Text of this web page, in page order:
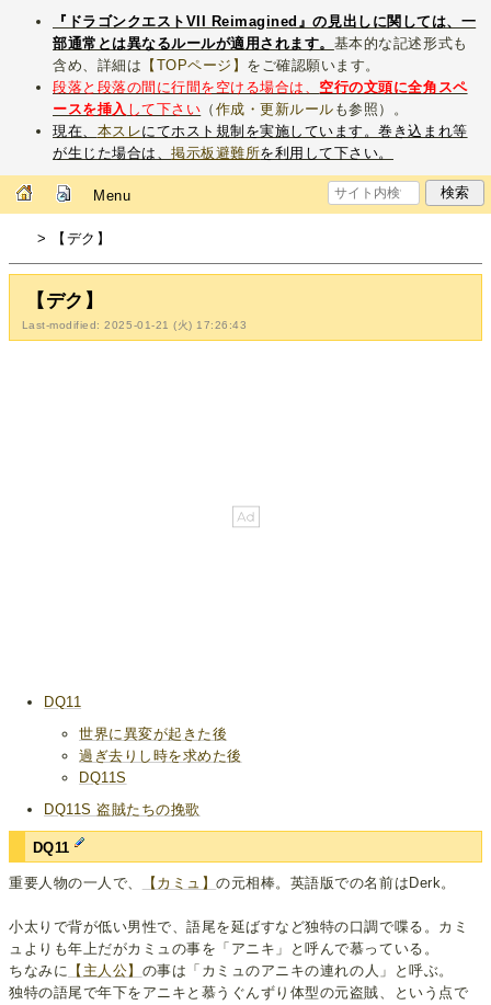
『ドラゴンクエストVII Reimagined』の見出しに関しては、一
部通常とは異なるルールが適用されます。 基本的な記述形式も
含め、詳細は 【TOPページ】 をご確認願います。
段落と段落の間に行間を空ける場合は、 空行の文頭に全角スペ
ースを挿入 して下さい （ 作成・更新ルール も参照）。
現在、 本スレにてホスト規制を実施しています。巻き込まれ等
が生じた場合は、掲示板避難所を利用して下さい。
Menu
> 【デク】
【デク】
Last-modified: 2025-01-21 (火) 17:26:43
DQ11
世界に異変が起きた後
過ぎ去りし時を求めた後
DQ11S
DQ11S 盗賊たちの挽歌
DQ11
重要人物の一人で、 【カミュ】の元相棒。英語版での名前はDerk。
小太りで背が低い男性で、語尾を延ばすなど独特の口調で喋る。カミ
ュよりも年上だがカミュの事を「アニキ」と呼んで慕っている。
ちなみに 【主人公】 の事は「カミュのアニキの連れの人」と呼ぶ。
独特の語尾で年下をアニキと慕うぐんずり体型の元盗賊、という点で